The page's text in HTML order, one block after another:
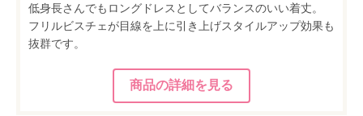
低身長さんでもロングドレスとしてバランスのいい着丈。
フリルビスチェが目線を上に引き上げスタイルアップ効果も
抜群です。